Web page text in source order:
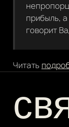
прибыль,
говорит
Читать